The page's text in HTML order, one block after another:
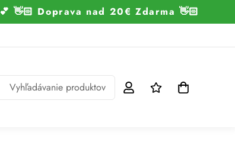
👋🏻 Doprava nad 20€ Zdarma 👋🏻
Vyhľadávanie produktov